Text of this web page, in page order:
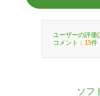
ユーザーの評価(
コメント： 15件
ソフ